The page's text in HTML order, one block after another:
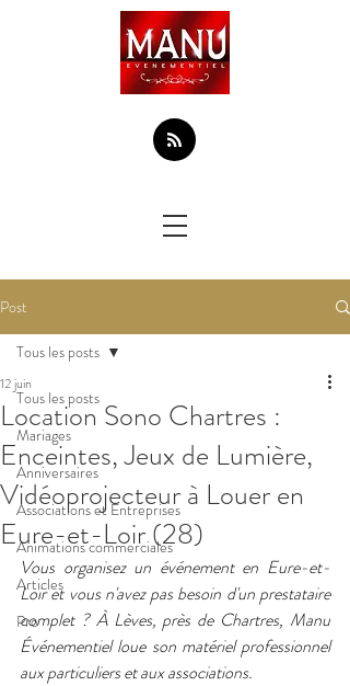
Post
Tous les posts
Mariages
Anniversaires
Associations et Entreprises
Animations commerciales
Articles
Pro
Tous les posts
Location Sono Chartres :
Enceintes, Jeux de Lumière,
Vidéoprojecteur à Louer en
Eure-et-Loir (28)
12 juin
Vous organisez un événement en Eure-et-
Loir et vous n'avez pas besoin d'un prestataire
complet ? À Lèves, près de Chartres, Manu
Événementiel loue son matériel professionnel
aux particuliers et aux associations.